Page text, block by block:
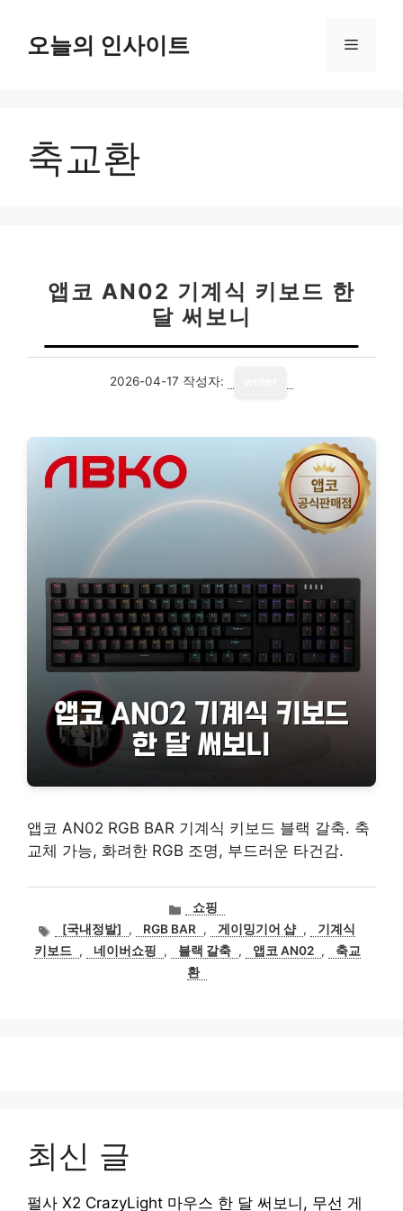
오늘의 인사이트 메
축교환
앱코 AN02 기계식 키보드 한
달 써보니
2026-04-17 작성자:
앱코 AN02 RGB BAR 기계식 키보드 블랙 갈축. 축
교체 가능, 화려한 RGB 조명, 부드러운 타건감.
카
테
고
리
쇼핑
태
그
[국내정발] , RGB BAR , 게이밍기어 샵 ,
기계식
키보드 , 네이버쇼핑 , 블랙 갈축 , 앱코 AN02 ,
축교
환
최신 글
펄사 X2 CrazyLight 마우스 한 달 써보니, 무선 게